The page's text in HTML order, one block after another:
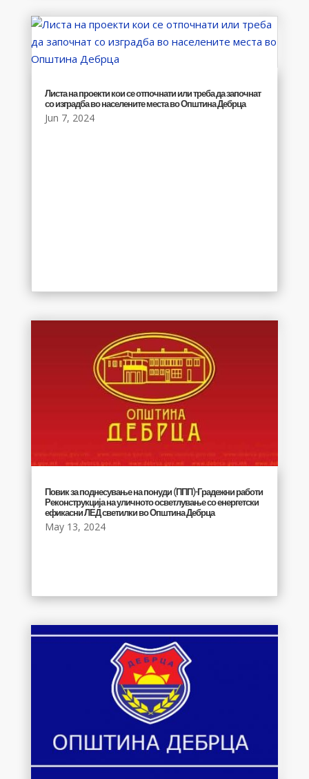
Листа на проекти кои се отпочнати или треба да започнат
со изградба во населените места во Општина Дебрца
Jun 7, 2024
Повик за поднесување на понуди (ППП)-Градежни работи
Реконструкција на уличното осветлување со енергетски
ефикасни ЛЕД светилки во Општина Дебрца
May 13, 2024